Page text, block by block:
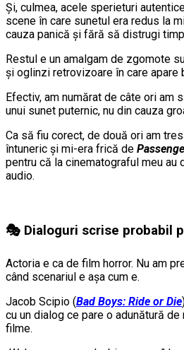
Și, culmea, acele sperieturi
scene în care sunetul era redus la
cauza panică și fără să distrugi
Restul e un amalgam de zgomote
și oglinzi retrovizoare în care apare
Efectiv, am numărat de câte ori am
unui sunet puternic, nu din cauza
Ca să fiu corect, de două ori am
întuneric și mi-era frică de
pentru că la cinematograful meu au
audio.
🎭 Dialoguri scrise probabil
Actoria e ca de film horror. Nu am
când scenariul e așa cum e.
Jacob Scipio (Bad Boys: Ride or Die
cu un dialog ce pare o adunătură
filme.